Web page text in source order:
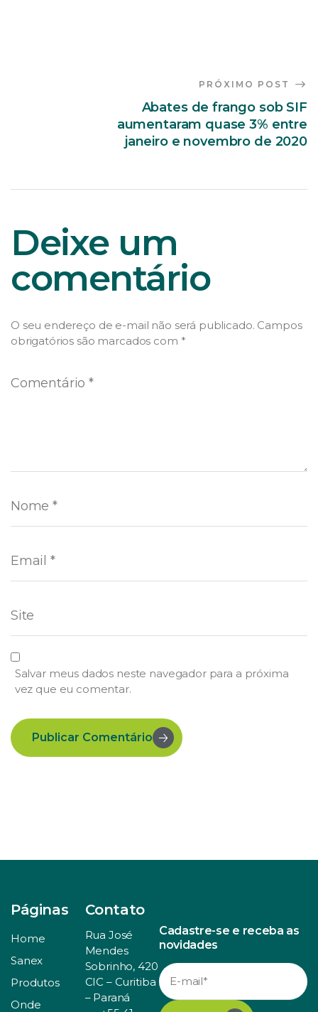
PRÓXIMO POST
Abates de frango sob SIF
aumentaram quase 3% entre
janeiro e novembro de 2020
Deixe um
comentário
O seu endereço de e-mail não será publicado. Campos
obrigatórios são marcados com *
Salvar meus dados neste navegador para a próxima
vez que eu comentar.
Publicar Comentário
Páginas
Home
Sanex
Produtos
Onde
Contato
Rua José
Mendes
Sobrinho, 420
CIC – Curitiba
– Paraná
Cadastre-se e receba as
novidades